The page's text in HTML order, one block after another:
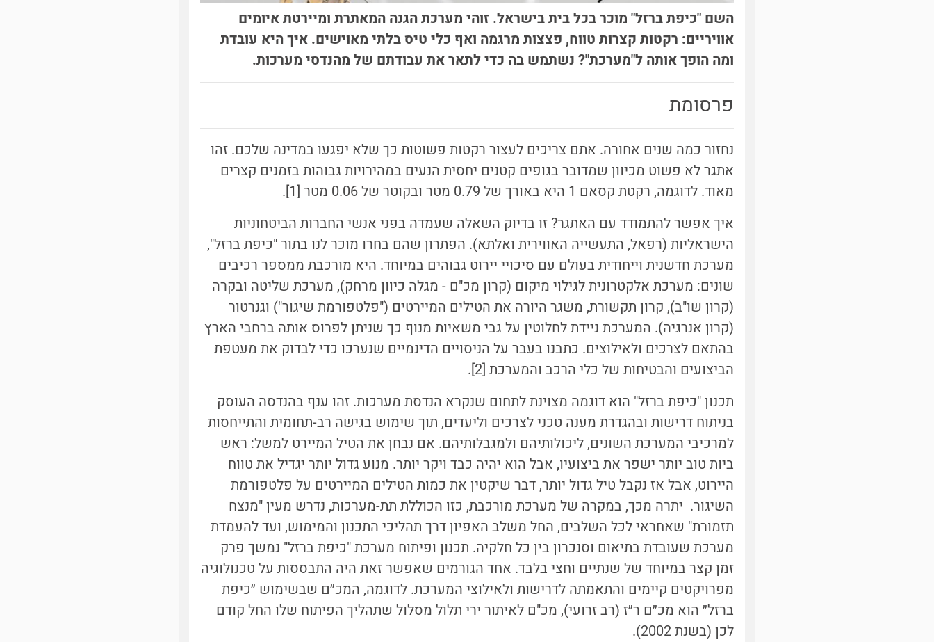
השם "כיפת ברזל" מוכר בכל בית בישראל. זוהי מערכת הגנה המאתרת ומיירטת איומים
אוויריים: רקטות קצרות טווח, פצצות מרגמה ואף כלי טיס בלתי מאוישים. איך היא עובדת
ומה הופך אותה ל"מערכת"? נשתמש בה כדי לתאר את עבודתם של מהנדסי מערכות.
פרסומת
נחזור כמה שנים אחורה. אתם צריכים לעצור רקטות פשוטות כך שלא יפגעו במדינה שלכם. זהו
אתגר לא פשוט מכיוון שמדובר בגופים קטנים יחסית הנעים במהירויות גבוהות בזמנים קצרים
מאוד. לדוגמה, רקטת קסאם 1 היא באורך של 0.79 מטר ובקוטר של 0.06 מטר [1].
איך אפשר להתמודד עם האתגר? זו בדיוק השאלה שעמדה בפני אנשי החברות הביטחוניות
הישראליות (רפאל, התעשייה האווירית ואלתא). הפתרון שהם בחרו מוכר לנו בתור "כיפת ברזל",
מערכת חדשנית וייחודית בעולם עם סיכויי יירוט גבוהים במיוחד. היא מורכבת ממספר רכיבים
שונים: מערכת אלקטרונית לגילוי מיקום (קרון מכ"ם - מגלה כיוון מרחק), מערכת שליטה ובקרה
(קרון שו"ב), קרון תקשורת, משגר היורה את הטילים המיירטים ("פלטפורמת שיגור") וגנרטור
(קרון אנרגיה). המערכת ניידת לחלוטין על גבי משאיות מנוף כך שניתן לפרוס אותה ברחבי הארץ
בהתאם לצרכים ולאילוצים. כתבנו בעבר על הניסויים הדינמיים שנערכו כדי לבדוק את מעטפת
הביצועים והבטיחות של כלי הרכב והמערכת [2].
תכנון "כיפת ברזל" הוא דוגמה מצוינת לתחום שנקרא הנדסת מערכות. זהו ענף בהנדסה העוסק
בניתוח דרישות ובהגדרת מענה טכני לצרכים וליעדים, תוך שימוש בגישה רב-תחומית והתייחסות
למרכיבי המערכת השונים, ליכולותיהם ולמגבלותיהם. אם נבחן את הטיל המיירט למשל: ראש
ביות טוב יותר ישפר את ביצועיו, אבל הוא יהיה כבד ויקר יותר. מנוע גדול יותר יגדיל את טווח
היירוט, אבל אז נקבל טיל גדול יותר, דבר שיקטין את כמות הטילים המיירטים על פלטפורמת
השיגור. יתרה מכך, במקרה של מערכת מורכבת, כזו הכוללת תת-מערכות, נדרש מעין "מנצח
תזמורת" שאחראי לכל השלבים, החל משלב האפיון דרך תהליכי התכנון והמימוש, ועד להעמדת
מערכת שעובדת בתיאום וסנכרון בין כל חלקיה. תכנון ופיתוח מערכת "כיפת ברזל" נמשך פרק
זמן קצר במיוחד של שנתיים וחצי בלבד. אחד הגורמים שאפשר זאת היה התבססות על טכנולוגיה
מפרויקטים קיימים והתאמתה לדרישות ולאילוצי המערכת. לדוגמה, המכ״ם שבשימוש ״כיפת
ברזל״ הוא מכ״ם ר״ז (רב זרועי), מכ"ם לאיתור ירי תלול מסלול שתהליך הפיתוח שלו החל קודם
לכן (בשנת2002).